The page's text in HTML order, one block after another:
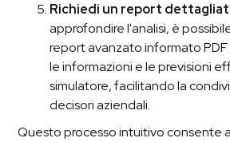
Richiedi un report
approfondire l'analisi, è
report avanzato informato
le informazioni e le previsioni
simulatore, facilitando la
decisori aziendali.
Questo processo intuitivo consente